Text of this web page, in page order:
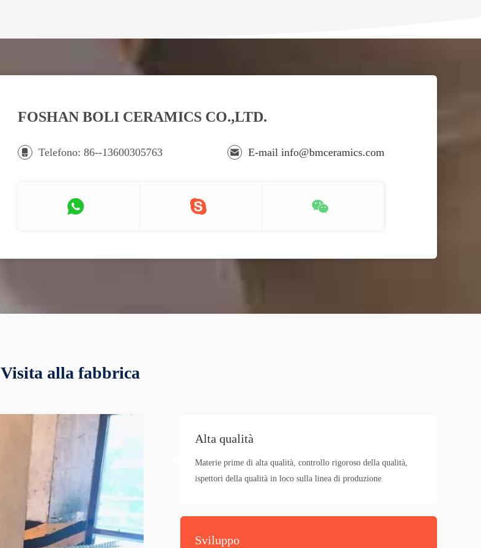
FOSHAN BOLI CERAMICS CO.,LTD.
Telefono: 86--13600305763 E-mail info@bmceramics.com
Visita alla fabbrica
Alta qualità
Materie prime di alta qualità, controllo rigoroso della qualità,
ispettori della qualità in loco sulla linea di produzione
Sviluppo